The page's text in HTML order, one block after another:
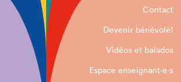
Contact
Devenir bénévole!
Vidéos et balados
Espace enseignant·e⋅s